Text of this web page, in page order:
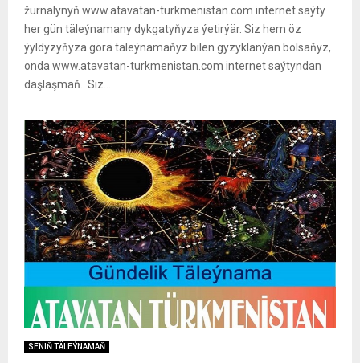
žurnalynyň www.atavatan-turkmenistan.com internet saýty
her gün täleýnamany dykgatyňyza ýetirýär. Siz hem öz
ýyldyzyňyza görä täleýnamaňyz bilen gyzyklanýan bolsaňyz,
onda www.atavatan-turkmenistan.com internet saýtyndan
daşlaşmaň. Siz...
SENIŇ TÄLEÝNAMAŇ